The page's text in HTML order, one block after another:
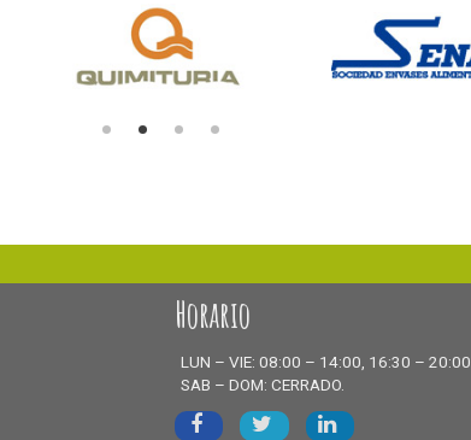
Horario
LUN – VIE: 08:00 – 14:00, 16:30 – 20:00
SAB – DOM: CERRADO.